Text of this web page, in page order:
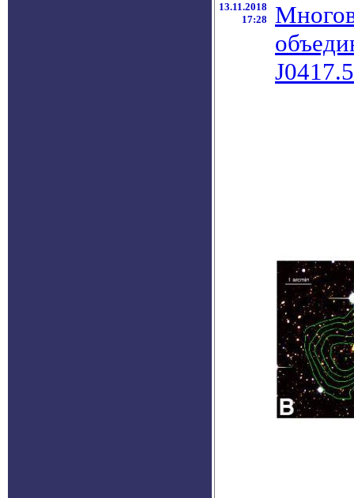
13.11.2018
17:28